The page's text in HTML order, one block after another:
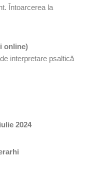
Întoarcerea la
online)
interpretare psaltică
2024